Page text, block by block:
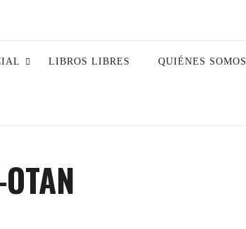
LIBROS LIBRES QUIÉNES SOMOS